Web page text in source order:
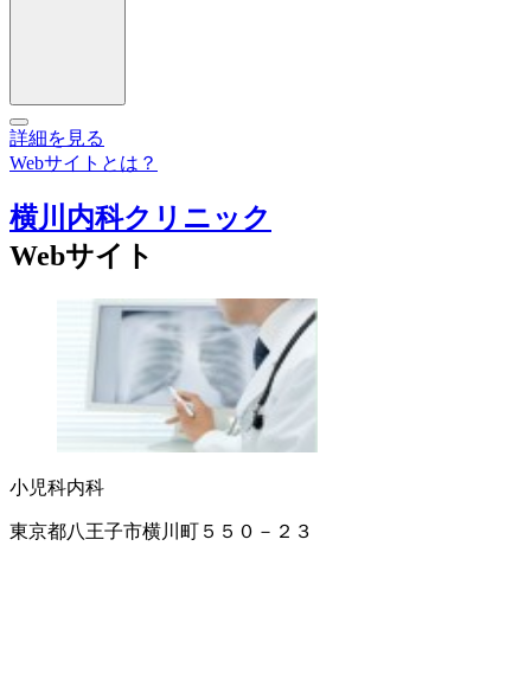
詳細を見る
Webサイトとは？
横川内科クリニック
Webサイト
小児科内科
東京都八王子市横川町５５０－２３